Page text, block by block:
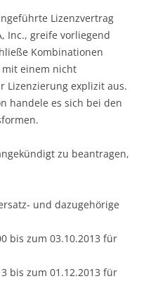
Lizenzvertrag
Inc., greife vorliegend
Kombinationen
mit einem nicht
Lizenzierung explizit aus.
handele es sich bei den
zu beantragen,
und dazugehörige
bis zum 03.10.2013 für
bis zum 01.12.2013 für